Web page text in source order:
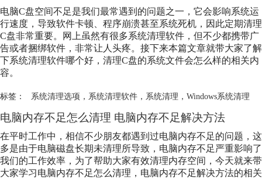
电脑C盘空间不足是我们最常遇到的问题之一，它会影响系统运
行速度，导致软件卡顿、程序崩溃甚至系统死机，因此定期清理
C盘非常重要。网上虽然有很多系统清理软件，但不少都携带广
告或者捆绑软件，非常让人头疼。接下来本篇文章就带大家了解
下系统清理软件哪个好，清理C盘的系统文件会怎么样的相关内
容。
标签： 系统清理选项 ， 系统清理软件， 系统清理 ， Windows系统清理
电脑内存不足怎么清理 电脑内存不足解决方法
在平时工作中，相信不少朋友都遇到过电脑内存不足的问题，这
多是由于电脑磁盘长期未清理所导致，电脑内存不足严重影响了
我们的工作效率，为了帮助大家有效清理内存空间，今天就来带
大家学习电脑内存不足怎么清理，电脑内存不足解决方法的相关